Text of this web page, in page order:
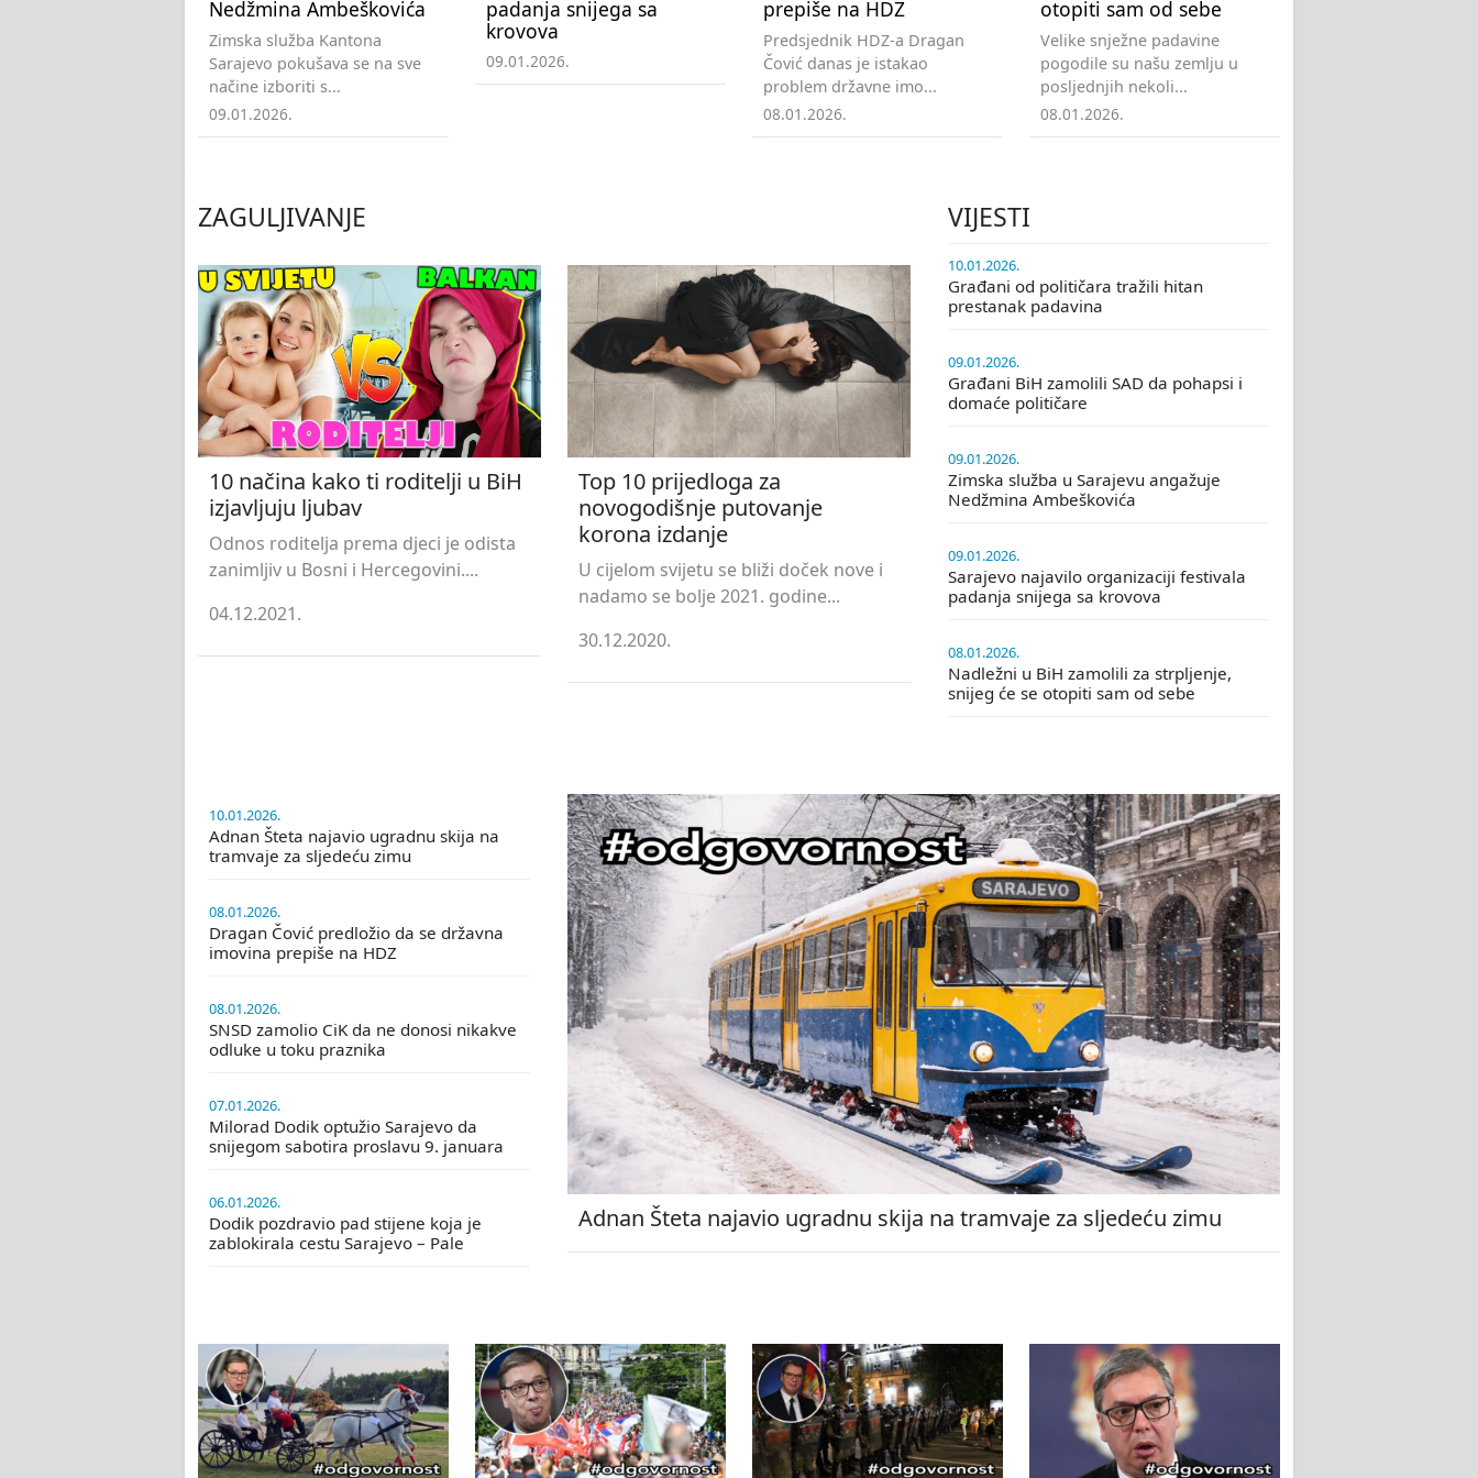
Nedžmina Ambeškovića
Zimska služba Kantona
Sarajevo pokušava se na sve
načine izboriti s...
09.01.2026.
padanja snijega sa
krovova
09.01.2026.
prepiše na HDZ
Predsjednik HDZ-a Dragan
Čović danas je istakao
problem državne imo...
08.01.2026.
otopiti sam od sebe
Velike snježne padavine
pogodile su našu zemlju u
posljednjih nekoli...
08.01.2026.
ZAGULJIVANJE
10 načina kako ti roditelji u BiH
izjavljuju ljubav
Odnos roditelja prema djeci je odista
zanimljiv u Bosni i Hercegovini....
04.12.2021.
Top 10 prijedloga za
novogodišnje putovanje
korona izdanje
U cijelom svijetu se bliži doček nove i
nadamo se bolje 2021. godine...
30.12.2020.
VIJESTI
10.01.2026.
Građani od političara tražili hitan
prestanak padavina
09.01.2026.
Građani BiH zamolili SAD da pohapsi i
domaće političare
09.01.2026.
Zimska služba u Sarajevu angažuje
Nedžmina Ambeškovića
09.01.2026.
Sarajevo najavilo organizaciji festivala
padanja snijega sa krovova
08.01.2026.
Nadležni u BiH zamolili za strpljenje,
snijeg će se otopiti sam od sebe
10.01.2026.
Adnan Šteta najavio ugradnu skija na
tramvaje za sljedeću zimu
08.01.2026.
Dragan Čović predložio da se državna
imovina prepiše na HDZ
08.01.2026.
SNSD zamolio CiK da ne donosi nikakve
odluke u toku praznika
07.01.2026.
Milorad Dodik optužio Sarajevo da
snijegom sabotira proslavu 9. januara
06.01.2026.
Dodik pozdravio pad stijene koja je
zablokirala cestu Sarajevo – Pale
Adnan Šteta najavio ugradnu skija na tramvaje za sljedeću zimu